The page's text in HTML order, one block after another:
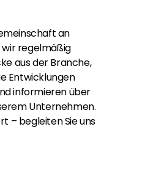
an
regelmäßig
aus der Branche,
Entwicklungen
informieren über
Unternehmen.
– begleiten Sie uns